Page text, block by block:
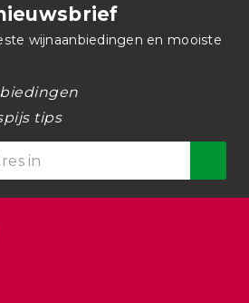
wijnaanbiedingen en mooiste
tips